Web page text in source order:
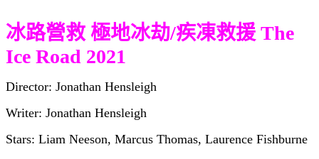
冰路營救 極地冰劫/疾凍救援 The
Ice Road 2021
Director: Jonathan Hensleigh
Writer: Jonathan Hensleigh
Stars: Liam Neeson, Marcus Thomas, Laurence Fishburne